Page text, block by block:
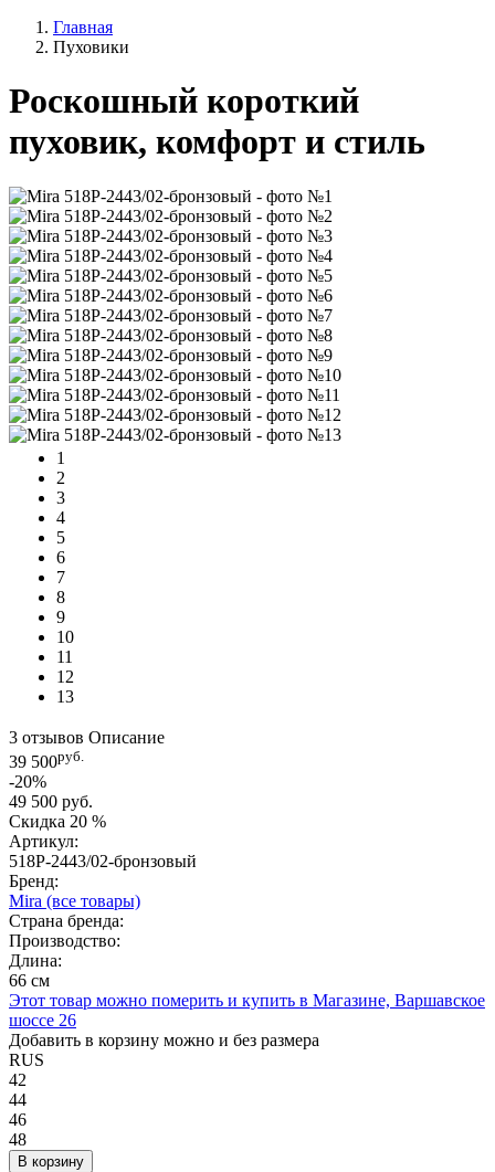
Главная
Пуховики
Роскошный короткий
пуховик, комфорт и стиль
1
2
3
4
5
6
7
8
9
10
11
12
13
3 отзывов Описание
39 500руб.
-20%
49 500 руб.
Скидка 20 %
Артикул:
518P-2443/02-бронзовый
Бренд:
Mira (все товары)
Страна бренда:
Производство:
Длина:
66 см
Этот товар можно померить и купить в Магазине, Варшавское
шоссе 26
Добавить в корзину можно и без размера
RUS
42
44
46
48
В корзину